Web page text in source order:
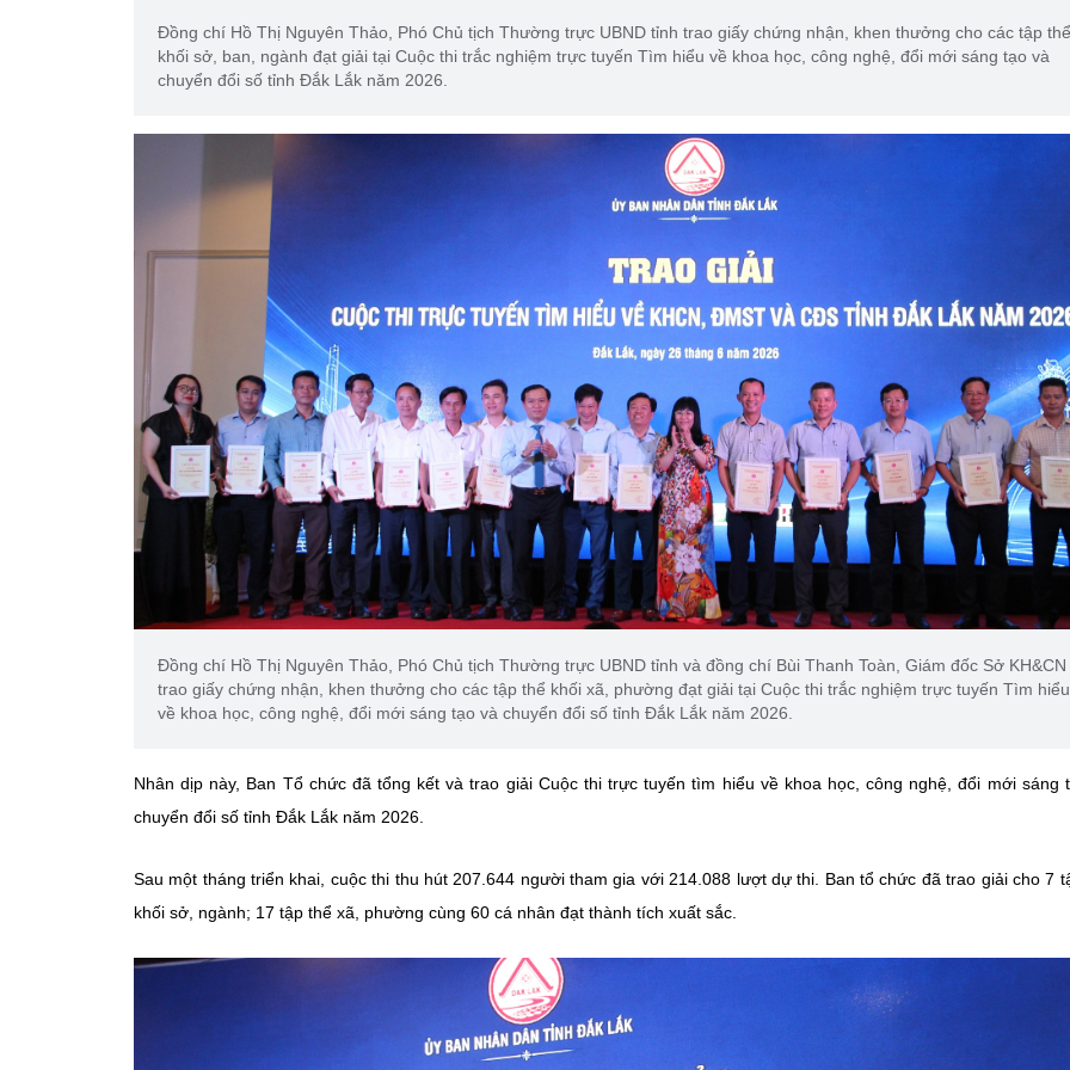
Đồng chí Hồ Thị Nguyên Thảo, Phó Chủ tịch Thường trực UBND tỉnh trao giấy chứng nhận, khen thưởng cho các tập thể
khối sở, ban, ngành đạt giải tại Cuộc thi trắc nghiệm trực tuyến Tìm hiểu về khoa học, công nghệ, đổi mới sáng tạo và
chuyển đổi số tỉnh Đắk Lắk năm 2026.
Đồng chí Hồ Thị Nguyên Thảo, Phó Chủ tịch Thường trực UBND tỉnh và đồng chí Bùi Thanh Toàn, Giám đốc Sở KH&CN
trao giấy chứng nhận, khen thưởng cho các tập thể khối xã, phường đạt giải tại Cuộc thi trắc nghiệm trực tuyến Tìm hiểu
về khoa học, công nghệ, đổi mới sáng tạo và chuyển đổi số tỉnh Đắk Lắk năm 2026.
Nhân dịp này, Ban Tổ chức đã tổng kết và trao giải Cuộc thi trực tuyến tìm hiểu về khoa học, công nghệ, đổi mới sáng
chuyển đổi số tỉnh Đắk Lắk năm 2026.
Sau một tháng triển khai, cuộc thi thu hút 207.644 người tham gia với 214.088 lượt dự thi. Ban tổ chức đã trao giải cho 7
khối sở, ngành; 17 tập thể xã, phường cùng 60 cá nhân đạt thành tích xuất sắc.